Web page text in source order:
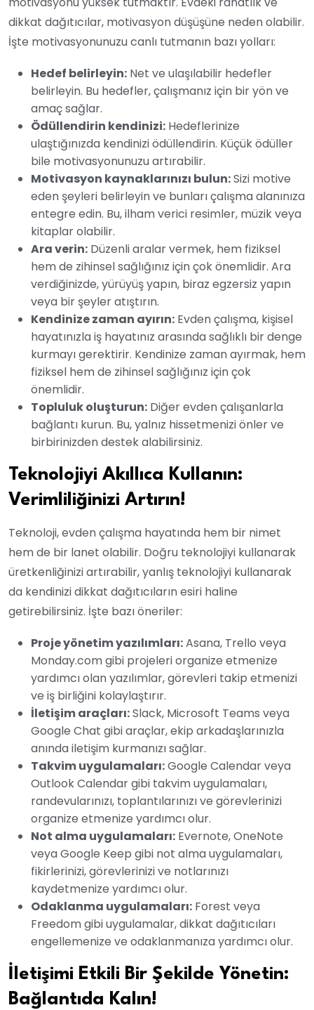
dikkat dağıtıcılar, motivasyon düşüşüne neden olabilir.
İşte motivasyonunuzu canlı tutmanın bazı yolları:
Hedef belirleyin: Net ve ulaşılabilir hedefler
belirleyin. Bu hedefler, çalışmanız için bir yön ve
amaç sağlar.
Ödüllendirin kendinizi: Hedeflerinize
ulaştığınızda kendinizi ödüllendirin. Küçük ödüller
bile motivasyonunuzu artırabilir.
Motivasyon kaynaklarınızı bulun:Sizi motive
eden şeyleri belirleyin ve bunları çalışma alanınıza
entegre edin. Bu, ilham verici resimler, müzik veya
kitaplar olabilir.
Ara verin: Düzenli aralar vermek, hem fiziksel
hem de zihinsel sağlığınız için çok önemlidir. Ara
verdiğinizde, yürüyüş yapın, biraz egzersiz yapın
veya bir şeyler atıştırın.
Kendinize zaman ayırın: Evden çalışma, kişisel
hayatınızla iş hayatınız arasında sağlıklı bir denge
kurmayı gerektirir. Kendinize zaman ayırmak, hem
fiziksel hem de zihinsel sağlığınız için çok
önemlidir.
Topluluk oluşturun: Diğer evden çalışanlarla
bağlantı kurun. Bu, yalnız hissetmenizi önler ve
birbirinizden destek alabilirsiniz.
Teknolojiyi Akıllıca Kullanın:
Verimliliğinizi Artırın!
Teknoloji, evden çalışma hayatında hem bir nimet
hem de bir lanet olabilir. Doğru teknolojiyi kullanarak
üretkenliğinizi artırabilir, yanlış teknolojiyi kullanarak
da kendinizi dikkat dağıtıcıların esiri haline
getirebilirsiniz. İşte bazı öneriler:
Proje yönetim yazılımları:Asana, Trello veya
Monday.com gibi projeleri organize etmenize
yardımcı olan yazılımlar, görevleri takip etmenizi
ve iş birliğini kolaylaştırır.
İletişim araçları:Slack, Microsoft Teams veya
Google Chat gibi araçlar, ekip arkadaşlarınızla
anında iletişim kurmanızı sağlar.
Takvim uygulamaları:Google Calendar veya
Outlook Calendar gibi takvim uygulamaları,
randevularınızı, toplantılarınızı ve görevlerinizi
organize etmenize yardımcı olur.
Not alma uygulamaları: Evernote, OneNote
veya Google Keep gibi not alma uygulamaları,
fikirlerinizi, görevlerinizi ve notlarınızı
kaydetmenize yardımcı olur.
Odaklanma uygulamaları: Forest veya
Freedom gibi uygulamalar, dikkat dağıtıcıları
engellemenize ve odaklanmanıza yardımcı olur.
İletişimi Etkili Bir Şekilde Yönetin:
Bağlantıda Kalın!